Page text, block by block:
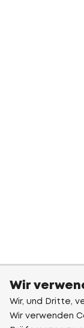
Wir
Wir, und Dritte,
Wir verwenden